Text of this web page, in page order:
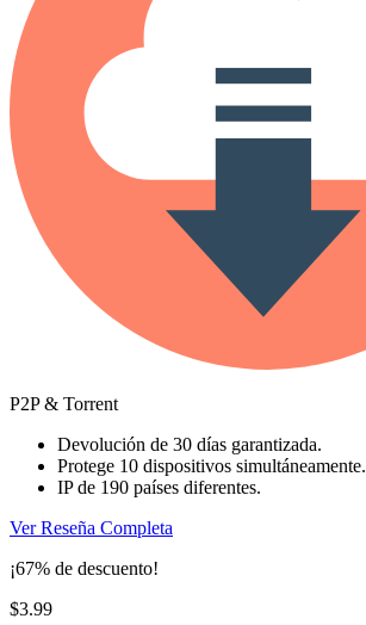
P2P & Torrent
Devolución de 30 días garantizada.
Protege 10 dispositivos simultáneamente.
IP de 190 países diferentes.
Ver Reseña Completa
¡67% de descuento!
$3.99